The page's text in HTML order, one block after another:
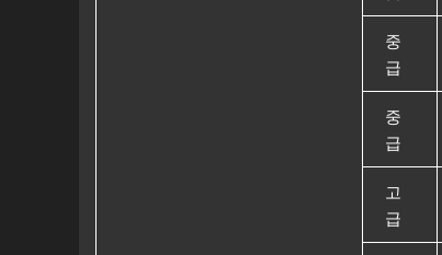
중
급
중
급
고
급